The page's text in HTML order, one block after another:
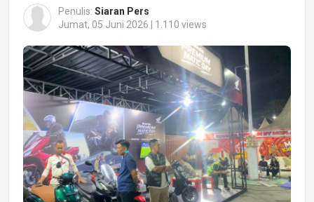
Penulis: Siaran Pers
Jumat, 05 Juni 2026 | 1.110 views